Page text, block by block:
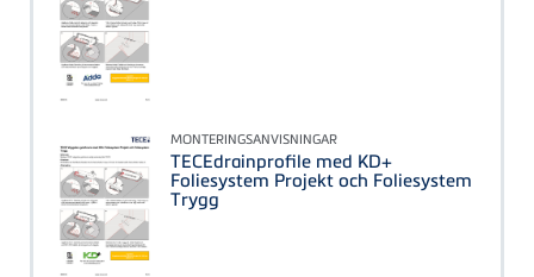
MONTERINGSANVISNINGAR
TECEdrainprofile med KD+
Foliesystem Projekt och Foliesystem
Trygg